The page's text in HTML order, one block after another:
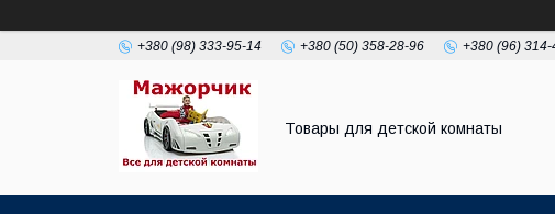
+380 (98) 333-95-14 +380 (50) 358-28-96 +380 (96) 314-
Товары для детской комнаты